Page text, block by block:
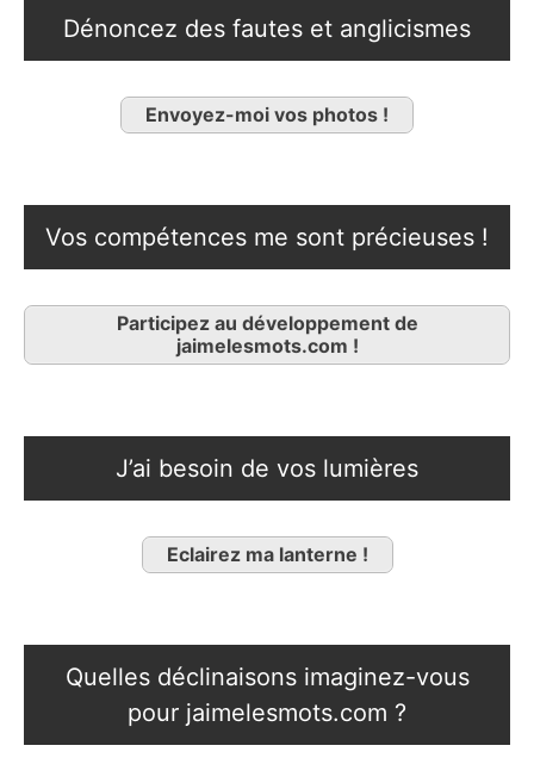
Dénoncez des fautes et anglicismes
Envoyez-moi vos photos !
Vos compétences me sont précieuses !
Participez au développement de
jaimelesmots.com !
J’ai besoin de vos lumières
Eclairez ma lanterne !
Quelles déclinaisons imaginez-vous
pour jaimelesmots.com ?